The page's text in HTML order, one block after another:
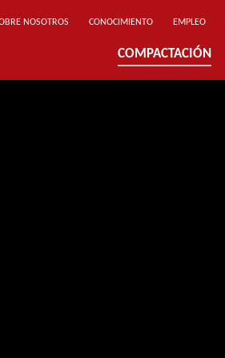
NOSOTROS CONOCIMIENTO EMPLEO
COMPACTACIÓN